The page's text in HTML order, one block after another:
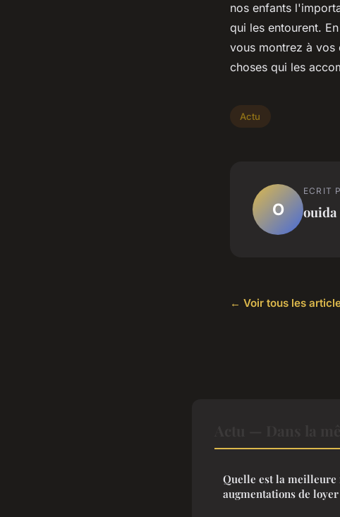
nos enfants
qui les entourent.
vous montrez à vos
choses qui les
Actu
O
ECRIT
ouida
← Voir tous les
Quelle est la meilleure
augmentations de loyer